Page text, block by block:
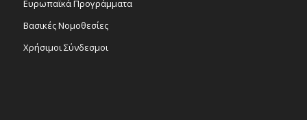
Ευρωπαϊκά Προγράμματα
Βασικές Νομοθεσίες
Χρήσιμοι Σύνδεσμοι